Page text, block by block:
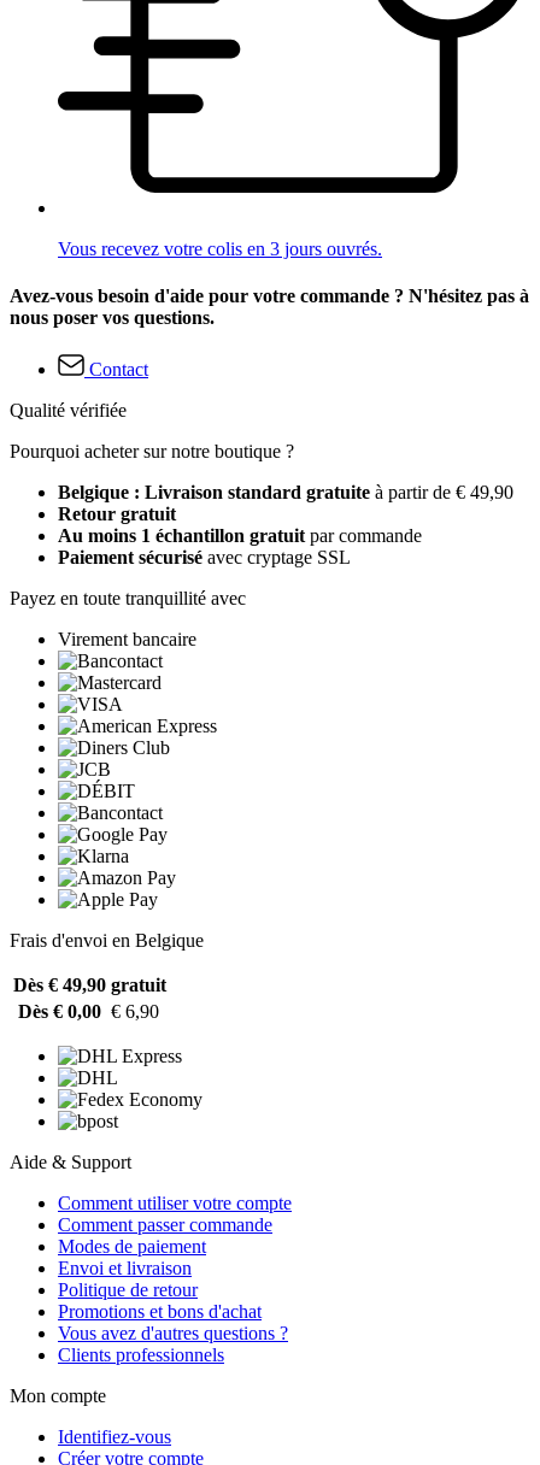
Vous recevez votre colis en 3 jours ouvrés.
Avez-vous besoin d'aide pour votre commande ? N'hésitez pas à
nous poser vos questions.
Contact
Qualité vérifiée
Pourquoi acheter sur notre boutique ?
Belgique : Livraison standard gratuite à partir de € 49,90
Retour gratuit
Au moins 1 échantillon gratuit par commande
Paiement sécurisé avec cryptage SSL
Payez en toute tranquillité avec
Virement bancaire
Frais d'envoi en Belgique
Dès € 49,90 gratuit
Dès € 0,00 € 6,90
Aide & Support
Comment utiliser votre compte
Comment passer commande
Modes de paiement
Envoi et livraison
Politique de retour
Promotions et bons d'achat
Vous avez d'autres questions ?
Clients professionnels
Mon compte
Identifiez-vous
Créer votre compte